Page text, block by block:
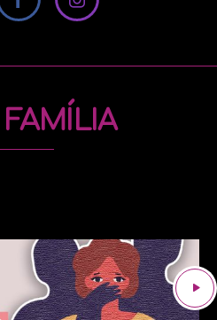
FAMÍLIA